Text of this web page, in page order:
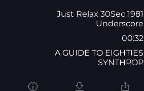
1981 Just Relax 30Sec
Underscore
00:32
A GUIDE TO EIGHTIES
SYNTHPOP